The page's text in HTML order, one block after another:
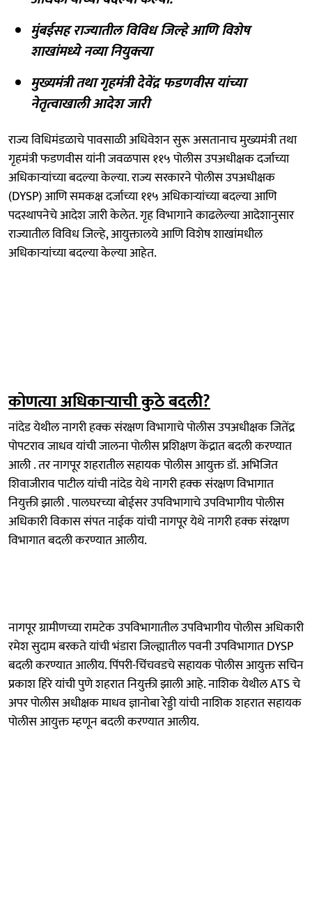
मुंबईसह राज्यातील विविध जिल्हे आणि विशेष
शाखांमध्ये नव्या नियुक्त्या
मुख्यमंत्री तथा गृहमंत्री देवेंद्र फडणवीस यांच्या
नेतृत्वाखाली आदेश जारी
राज्य विधिमंडळाचे पावसाळी अधिवेशन सुरू असतानाच मुख्यमंत्री तथा
गृहमंत्री फडणवीस यांनी जवळपास ११५ पोलीस उपअधीक्षक दर्जाच्या
अधिकाऱ्यांच्या बदल्या केल्या. राज्य सरकारने पोलीस उपअधीक्षक
(DYSP) आणि समकक्ष दर्जाच्या ११५ अधिकाऱ्यांच्या बदल्या आणि
पदस्थापनेचे आदेश जारी केलेत. गृह विभागाने काढलेल्या आदेशानुसार
राज्यातील विविध जिल्हे, आयुक्तालये आणि विशेष शाखांमधील
अधिकाऱ्यांच्या बदल्या केल्या आहेत.
कोणत्या अधिकाऱ्याची कुठे बदली?
नांदेड येथील नागरी हक्क संरक्षण विभागाचे पोलीस उपअधीक्षक जितेंद्र
पोपटराव जाधव यांची जालना पोलीस प्रशिक्षण केंद्रात बदली करण्यात
आली . तर नागपूर शहरातील सहायक पोलीस आयुक्त डॉ. अभिजित
शिवाजीराव पाटील यांची नांदेड येथे नागरी हक्क संरक्षण विभागात
नियुक्ती झाली . पालघरच्या बोईसर उपविभागाचे उपविभागीय पोलीस
अधिकारी विकास संपत नाईक यांची नागपूर येथे नागरी हक्क संरक्षण
विभागात बदली करण्यात आलीय.
नागपूर ग्रामीणच्या रामटेक उपविभागातील उपविभागीय पोलीस अधिकारी
रमेश सुदाम बरकते यांची भंडारा जिल्ह्यातील पवनी उपविभागात DYSP
बदली करण्यात आलीय. पिंपरी-चिंचवडचे सहायक पोलीस आयुक्त सचिन
प्रकाश हिरे यांची पुणे शहरात नियुक्ती झाली आहे. नाशिक येथील ATS चे
अपर पोलीस अधीक्षक माधव ज्ञानोबा रेड्डी यांची नाशिक शहरात सहायक
पोलीस आयुक्त म्हणून बदली करण्यात आलीय.